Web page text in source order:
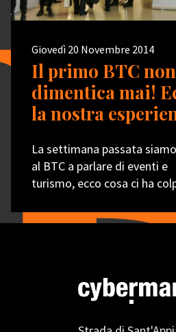
Giovedì 20 Novembre 2014
Il primo BTC
dimentica mai!
la nostra
La settimana passata
al BTC a parlare di eventi e
turismo, ecco cosa ci ha